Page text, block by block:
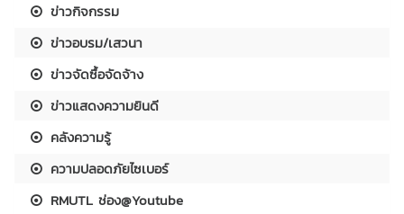
ข่าวกิจกรรม
ข่าวอบรม/เสวนา
ข่าวจัดซื้อจัดจ้าง
ข่าวแสดงความยินดี
คลังความรู้
ความปลอดภัยไซเบอร์
RMUTL ช่อง@Youtube